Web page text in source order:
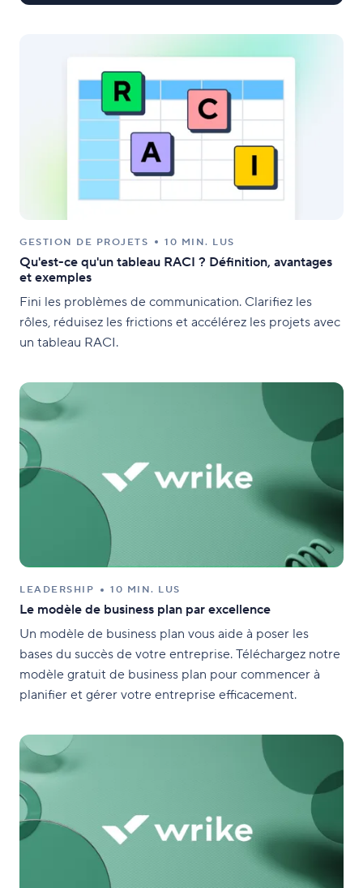
GESTION DE PROJETS 10 MIN. LUS
Qu'est-ce qu'un tableau RACI ? Définition, avantages
et exemples
Fini les problèmes de communication. Clarifiez les
rôles, réduisez les frictions et accélérez les projets avec
un tableau RACI.
LEADERSHIP 10 MIN. LUS
Le modèle de business plan par excellence
Un modèle de business plan vous aide à poser les
bases du succès de votre entreprise. Téléchargez notre
modèle gratuit de business plan pour commencer à
planifier et gérer votre entreprise efficacement.